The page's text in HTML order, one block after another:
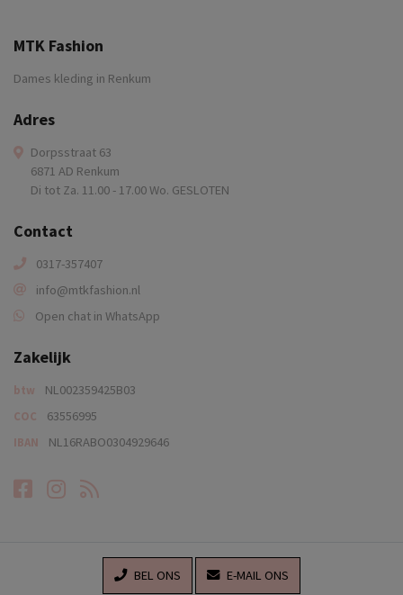
MTK Fashion
Dames kleding in Renkum
Adres
Dorpsstraat 63
6871 AD Renkum
Di tot Za. 11.00 - 17.00 Wo. GESLOTEN
Contact
0317-357407
info@mtkfashion.nl
Open chat in WhatsApp
Zakelijk
btw NL002359425B03
COC 63556995
IBAN NL16RABO0304929646
Facebook
Instagram
RSS-feed
BEL ONS E-MAIL ONS